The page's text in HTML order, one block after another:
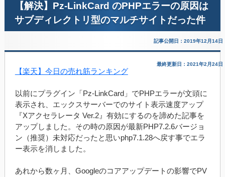
【解決】Pz-LinkCard のPHPエラーの原因は
サブディレクトリ型のマルチサイトだった件
記事公開日：2019年12月14日
最終更新日：2021年2月24日
【楽天】今日の売れ筋ランキング
以前にプラグイン「Pz-LinkCard」でPHPエラーが文頭に
表示され、エックスサーバーでのサイト表示速度アップ
『Xアクセラレータ Ver.2』有効にするのを諦めた記事を
アップしました。その時の原因が最新PHP7.2.6バージョ
ン（推奨）未対応だったと思いphp7.1.28へ戻す事でエラ
ー表示を消しました。
あれから数ヶ月、Googleのコアアップデートの影響でPV